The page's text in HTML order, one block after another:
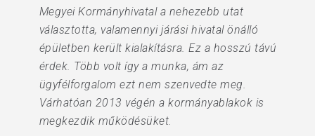
Megyei Kormányhivatal a nehezebb utat
választotta, valamennyi járási hivatal önálló
épületben került kialakításra. Ez a hosszú távú
érdek. Több volt így a munka, ám az
ügyfélforgalom ezt nem szenvedte meg.
Várhatóan 2013 végén a kormányablakok is
megkezdik működésüket.